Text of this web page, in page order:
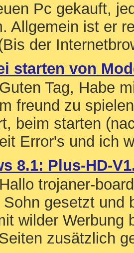
Pc gekauft,
Allgemein ist er
der
starten von
Tag, Habe
freund zu
beim starten
Error's und ich
8.1: Plus-HD-
trojaner-
Sohn gesetzt und
wilder Werbung
zusätzlich